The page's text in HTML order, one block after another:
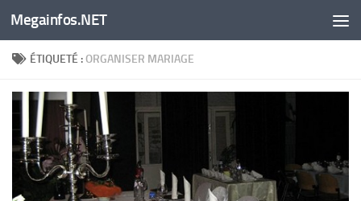
Skip to content
Megainfos.NET
ÉTIQUETÉ :ORGANISER MARIAGE